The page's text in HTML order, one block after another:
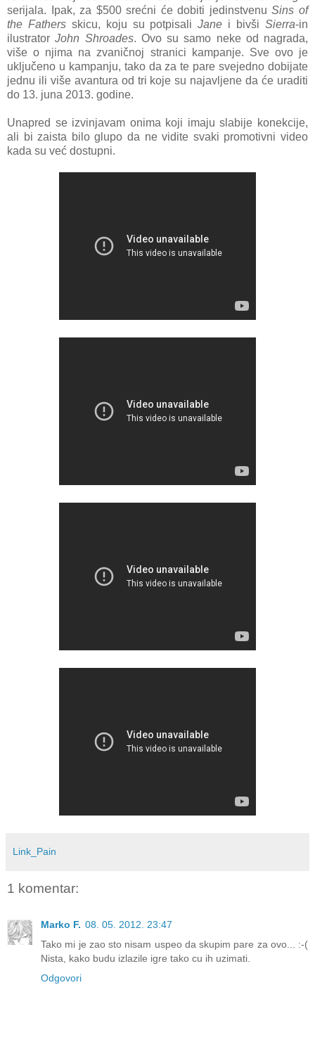
serijala. Ipak, za $500 srećni će dobiti jedinstvenuSins of
the Fathersskicu, koju su potpisaliJane i bivšiSierra-in
ilustratorJohn Shroades. Ovo su samo neke od nagrada,
više o njima na zvaničnoj stranici kampanje. Sve ovo je
uključeno u kampanju, tako da za te pare svejedno dobijate
jednu ili više avantura od tri koje su najavljene da će uraditi
do 13. juna 2013. godine.
Unapred se izvinjavam onima koji imaju slabije konekcije,
ali bi zaista bilo glupo da ne vidite svaki promotivni video
kada su već dostupni.
Link_Pain
1 komentar:
Marko F. 08. 05. 2012. 23:47
Tako mi je zao sto nisam uspeo da skupim pare za ovo... :-(
Nista, kako budu izlazile igre tako cu ih uzimati.
Odgovori